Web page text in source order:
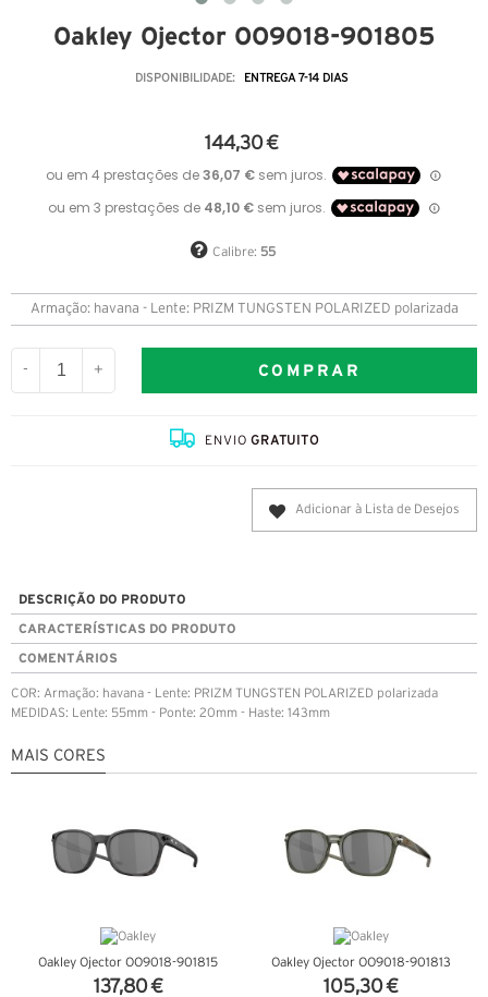
Oakley Ojector OO9018-901805
DISPONIBILIDADE: ENTREGA 7-14 DIAS
144,30 €
Calibre: 55
Armação: havana - Lente: PRIZM TUNGSTEN POLARIZED polarizada
- + COMPRAR
ENVIOGRATUITO
Adicionar à Lista de Desejos
DESCRIÇÃO DO PRODUTO
CARACTERÍSTICAS DO PRODUTO
COMENTÁRIOS
COR: Armação: havana - Lente: PRIZM TUNGSTEN POLARIZED polarizada
MEDIDAS: Lente: 55mm - Ponte: 20mm - Haste: 143mm
MAIS CORES
Oakley Ojector OO9018-901815
137,80 €
Oakley Ojector OO9018-901813
105,30 €